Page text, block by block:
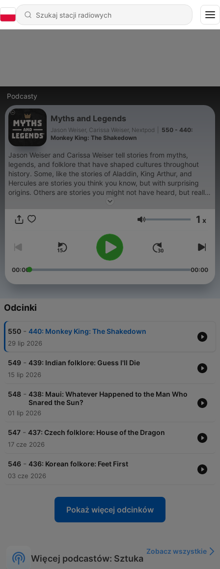
Podcasty
Myths and Legends
Jason Weiser, Carissa Weiser, Nextpod
550 - 440:
Monkey King: The Shakedown
Jason Weiser and Carissa Weiser tell stories from myths,
legends, and folklore that have shaped cultures throughout
history. Some, like the stories of Aladdin, King Arthur, and
Hercules are stories you think you know, but with surprising
origins. Others are stories you might not have heard, but really
should. All the stories are sourced from world folklore, but
Vikings, dragons, princesses, and kings from the time when the
Głośność 1 x
00:00 00:00
Odcinki
550 - 440: Monkey King: The Shakedown
29 lip 2026
549 - 439: Indian folklore: Guess I'll Die
15 lip 2026
548 - 438: Maui: Whatever Happened to the Man Who
Snared the Sun?
01 lip 2026
547 - 437: Czech folklore: House of the Dragon
17 cze 2026
546 - 436: Korean folkore: Feet First
03 cze 2026
Pokaż więcej odcinków
Więcej podcastów: Sztuka
Zobacz wszystkie